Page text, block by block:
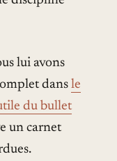
lui avons
dans le
du bullet
un carnet